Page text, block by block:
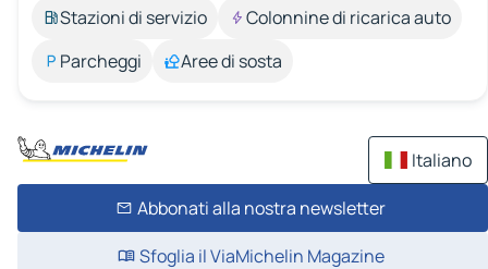
Stazioni di servizio
Colonnine di ricarica auto
Parcheggi
Aree di sosta
Italiano
Abbonati alla nostra newsletter
Sfoglia il ViaMichelin Magazine